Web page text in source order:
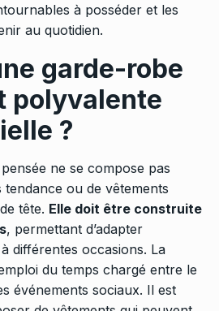
à posséder et les
au quotidien.
garde-robe
polyvalente
?
ne se compose pas
tendance ou de vêtements
tête. Elle doit être construite
, permettant d’adapter
différentes occasions. La
du temps chargé entre le
événements sociaux. Il est